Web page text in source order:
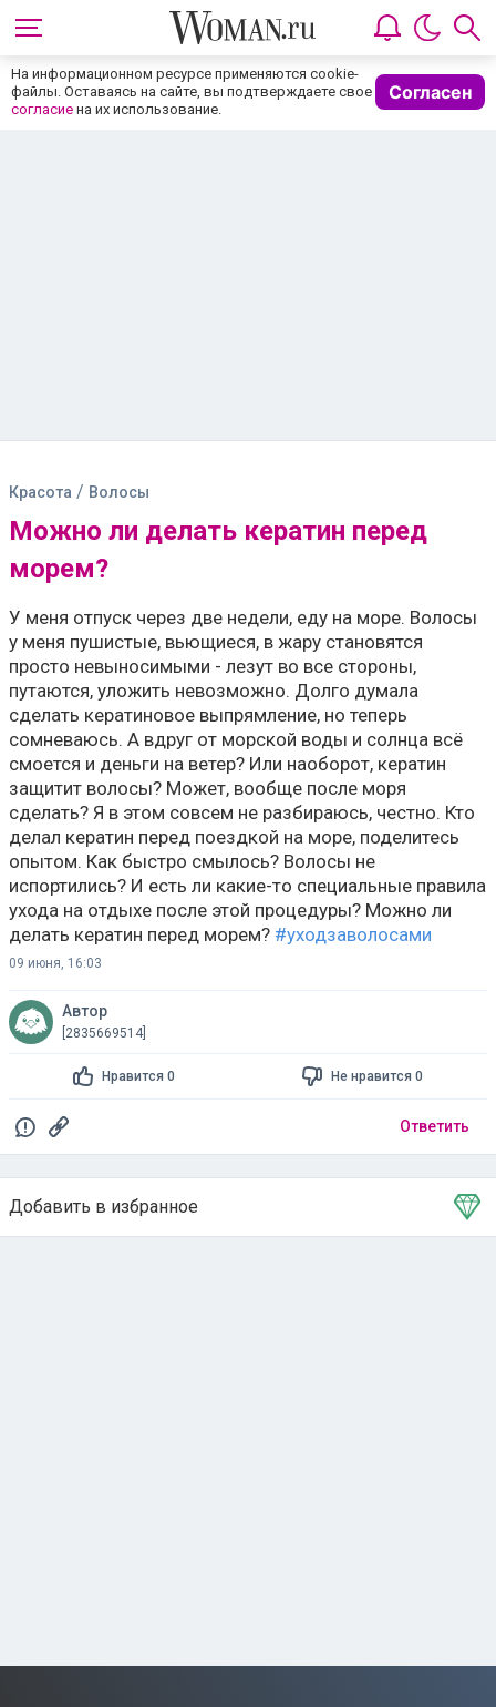
На информационном ресурсе применяются cookie-
файлы. Оставаясь на сайте, вы подтверждаете свое
согласие на их использование.
Согласен
Красота / Волосы
Можно ли делать кератин перед
морем?
У меня отпуск через две недели, еду на море. Волосы
у меня пушистые, вьющиеся, в жару становятся
просто невыносимыми - лезут во все стороны,
путаются, уложить невозможно. Долго думала
сделать кератиновое выпрямление, но теперь
сомневаюсь. А вдруг от морской воды и солнца всё
смоется и деньги на ветер? Или наоборот, кератин
защитит волосы? Может, вообще после моря
сделать? Я в этом совсем не разбираюсь, честно. Кто
делал кератин перед поездкой на море, поделитесь
опытом. Как быстро смылось? Волосы не
испортились? И есть ли какие-то специальные правила
ухода на отдыхе после этой процедуры? Можно ли
делать кератин перед морем? #уходзаволосами
09 июня, 16:03
Автор
[2835669514]
Нравится 0 Не нравится 0
Ответить
Добавить в избранное
Тема в избранном